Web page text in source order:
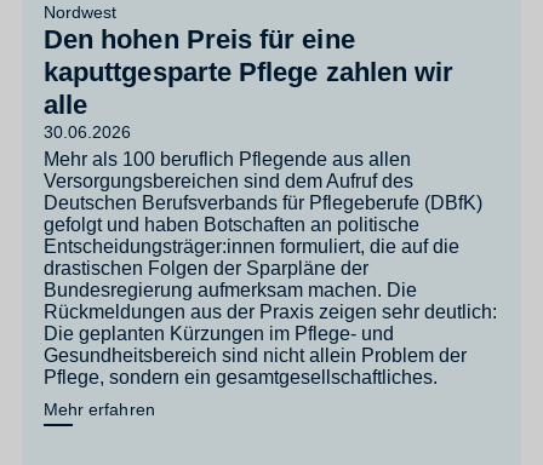
Nordwest
Den hohen Preis für eine
kaputtgesparte Pflege zahlen wir
alle
30.06.2026
Mehr als 100 beruflich Pflegende aus allen
Versorgungsbereichen sind dem Aufruf des
Deutschen Berufsverbands für Pflegeberufe (DBfK)
gefolgt und haben Botschaften an politische
Entscheidungsträger:innen formuliert, die auf die
drastischen Folgen der Sparpläne der
Bundesregierung aufmerksam machen. Die
Rückmeldungen aus der Praxis zeigen sehr deutlich:
Die geplanten Kürzungen im Pflege- und
Gesundheitsbereich sind nicht allein Problem der
Pflege, sondern ein gesamtgesellschaftliches.
Mehr erfahren